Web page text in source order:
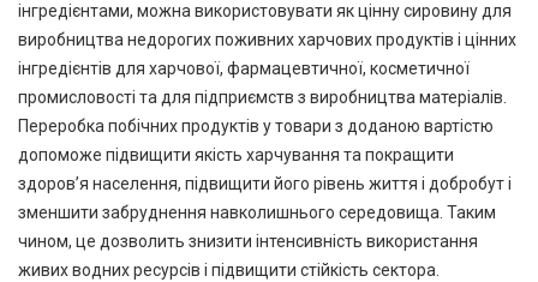
інгредієнтами, можна використовувати як цінну сировину для
виробництва недорогих поживних харчових продуктів і цінних
інгредієнтів для харчової, фармацевтичної, косметичної
промисловості та для підприємств з виробництва матеріалів.
Переробка побічних продуктів у товари з доданою вартістю
допоможе підвищити якість харчування та покращити
здоров’я населення, підвищити його рівень життя і добробут і
зменшити забруднення навколишнього середовища. Таким
чином, це дозволить знизити інтенсивність використання
живих водних ресурсів і підвищити стійкість сектора.